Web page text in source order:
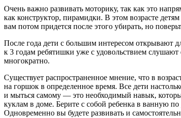
Очень важно развивать моторику, так как это
как конструктор, пирамидки. В этом возрасте
вам потом придется после этого убирать, но
После года дети с большим интересом открывают
к 3 годам ребятишки уже с удовольствием слушают
многократно.
Существует распространенное мнение, что в
на горшок в определенное время. Все дети
и мыться самому — это необходимый навык,
куклам в доме. Берите с собой ребенка в ванную
Одновременно вы будете развивать и